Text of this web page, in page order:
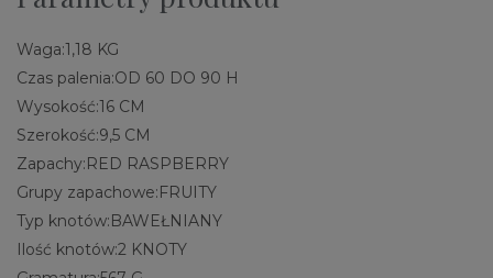
Waga:1,18 KG
Czas palenia:OD 60 DO 90 H
Wysokość:16 CM
Szerokość:9,5 CM
Zapachy:RED RASPBERRY
Grupy zapachowe:FRUITY
Typ knotów:BAWEŁNIANY
Ilość knotów:2 KNOTY